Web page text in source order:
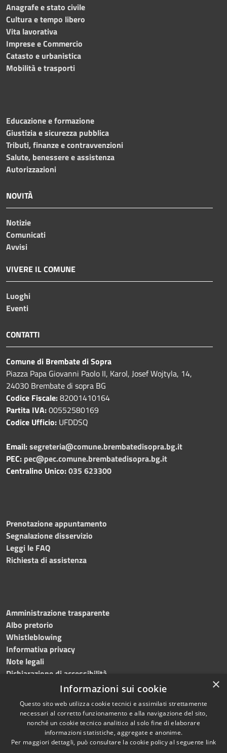
Anagrafe e stato civile
Cultura e tempo libero
Vita lavorativa
Imprese e Commercio
Catasto e urbanistica
Mobilità e trasporti
Educazione e formazione
Giustizia e sicurezza pubblica
Tributi, finanze e contravvenzioni
Salute, benessere e assistenza
Autorizzazioni
NOVITÀ
Notizie
Comunicati
Avvisi
VIVERE IL COMUNE
Luoghi
Eventi
CONTATTI
Comune di Brembate di Sopra
Piazza Papa Giovanni Paolo II, Karol, Josef Wojtyla, 14,
24030 Brembate di sopra BG
Codice Fiscale:82001410164
Partita IVA:00552580169
Codice Ufficio: UFDDSQ
Email:segreteria@comune.brembatedisopra.bg.it
PEC: pec@pec.comune.brembatedisopra.bg.it
Centralino Unico:035 623300
Prenotazione appuntamento
Segnalazione disservizio
Leggi le FAQ
Richiesta di assistenza
Amministrazione trasparente
Albo pretorio
Whistleblowing
Informativa privacy
Note legali
Dichiarazione di accessibilità
Accessibilità
Privacy
Copyright © 2024Comune
di Brembate di Sopra
Powered by
×
Informazioni sui cookie
Questo sito web utilizza cookie tecnici e assimilati strettamente
necessari al corretto funzionamento e alla navigazione del sito,
nonché un cookie tecnico analitico al solo fine di elaborare
informazioni statistiche, aggregate e anonime.
Per maggiori dettagli, può consultare la cookie policy al seguente link